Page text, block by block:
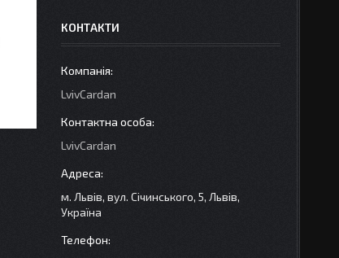
КОНТАКТИ
LvivCardan
LvivCardan
м. Львів, вул. Січинського, 5, Львів,
Україна